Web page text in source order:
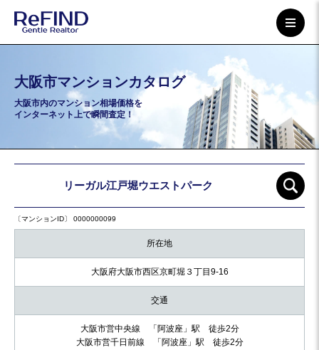
大阪市マンションカタログ
大阪市内のマンション相場価格を
インターネット上で瞬間査定！
リーガル江戸堀ウエストパーク
〔マンションID〕 0000000099
所在地
大阪府大阪市西区京町堀３丁目9-16
交通
大阪市営中央線 「阿波座」駅 徒歩2分
大阪市営千日前線 「阿波座」駅 徒歩2分